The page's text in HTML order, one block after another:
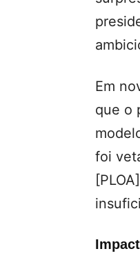
Em
que o
foi